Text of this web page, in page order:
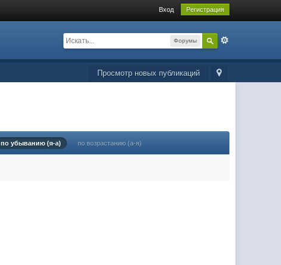
Вход Регистрация
Форумы
Просмотр новых публикаций
по убыванию (я-а) по возрастанию (а-я)